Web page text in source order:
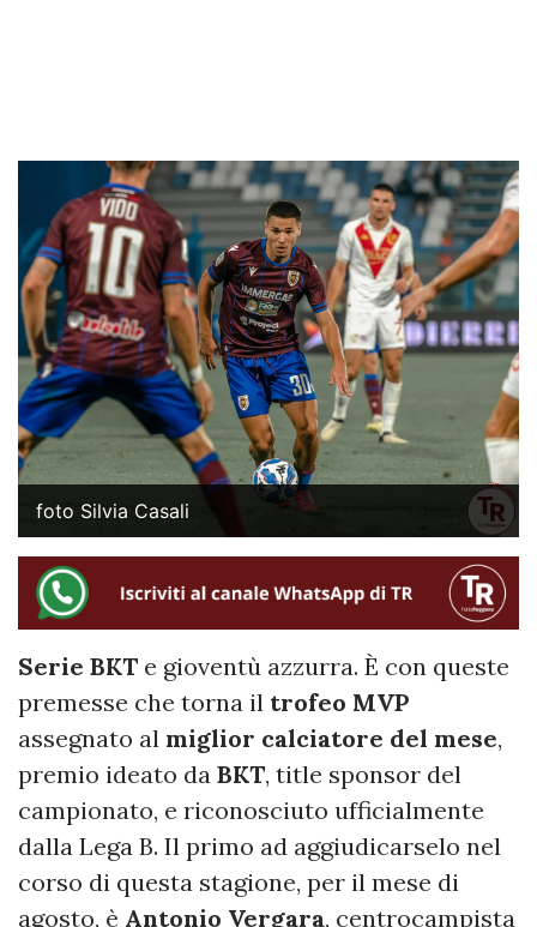
foto Silvia Casali
Serie BKT e gioventù azzurra. È con queste
premesse che torna il trofeo MVP
assegnato al miglior calciatore del mese,
premio ideato da BKT, title sponsor del
campionato, e riconosciuto ufficialmente
dalla Lega B. Il primo ad aggiudicarselo nel
corso di questa stagione, per il mese di
agosto, è Antonio Vergara, centrocampista